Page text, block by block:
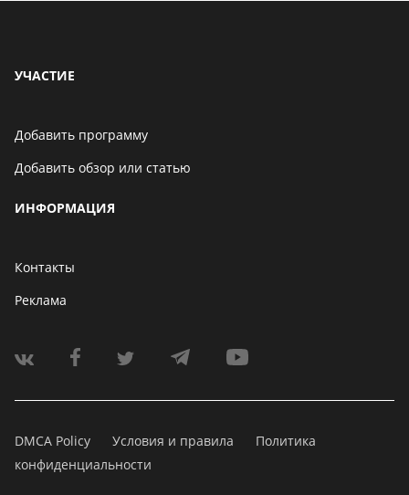
УЧАСТИЕ
Добавить программу
Добавить обзор или статью
ИНФОРМАЦИЯ
Контакты
Реклама
DMCA Policy Условия и правила
Политика
конфиденциальности